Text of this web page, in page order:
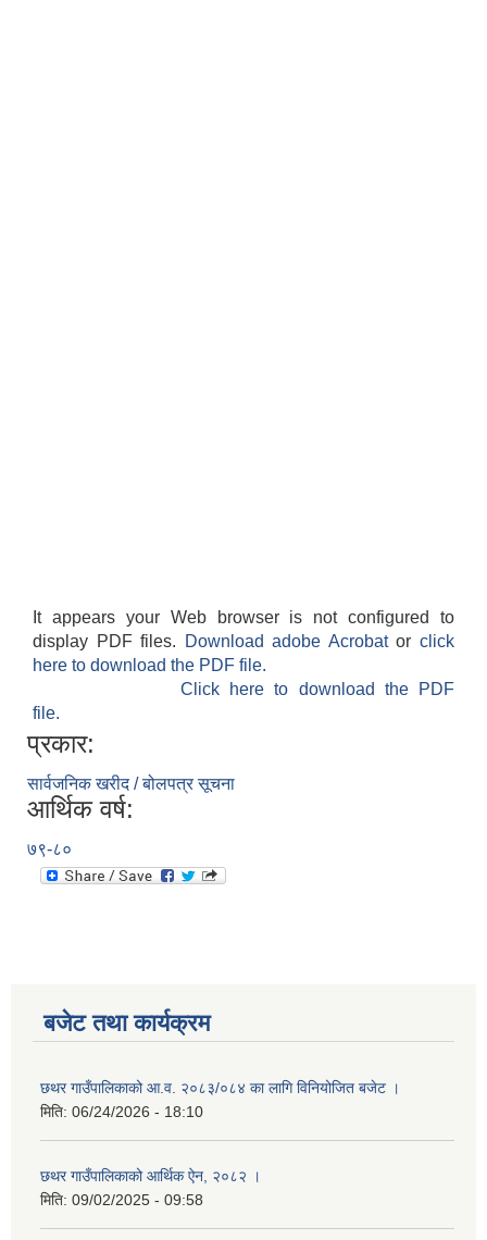
It appears your Web browser is not configured to
display PDF files.
Download adobe Acrobatorclick
here to download the PDF file.
Click here to download the PDF
file.
प्रकार:
सार्वजनिक खरीद / बोलपत्र सूचना
आर्थिक वर्ष:
७९-८०
बजेट तथा कार्यक्रम
छथर गाउँपालिकाको आ.व. २०८३/०८४ का लागि विनियोजित बजेट ।
मिति: 06/24/2026 - 18:10
छथर गाउँपालिकाको आर्थिक ऐन, २०८२ ।
मिति: 09/02/2025 - 09:58